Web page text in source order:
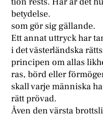
betydelse.
som gör sig gällande.
Ett annat uttryck har
i det västerländska
principen om allas
ras, börd eller
skall varje människa
rätt prövad.
Åven den värsta